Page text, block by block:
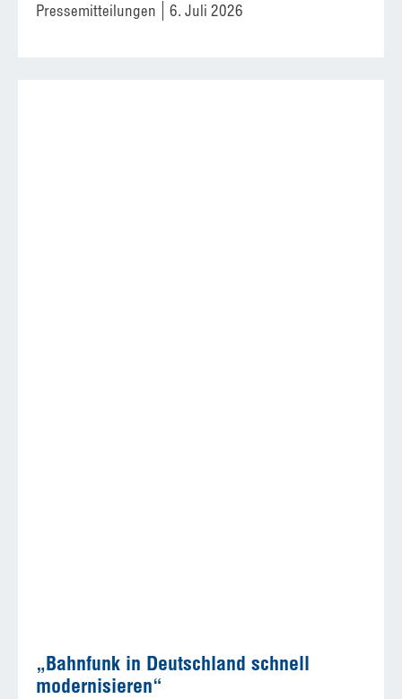
Pressemitteilungen 6. Juli 2026
„Bahnfunk in Deutschland schnell
modernisieren“